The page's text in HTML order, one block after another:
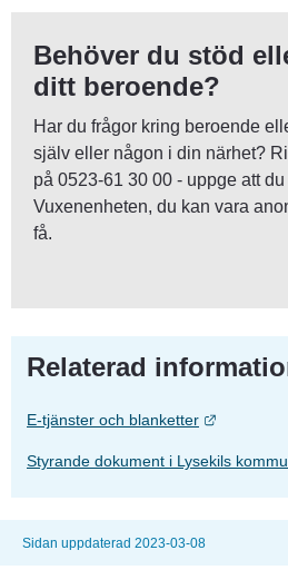
Behöver du stöd
ditt beroende?
Har du frågor kring beroende
själv eller någon i din närhet?
på 0523-61 30 00 - uppge att
Vuxenenheten, du kan vara
få.
Relaterad
E-tjänster och blanketter Länk till
Styrande dokument i Lysekils
Sidan uppdaterad 2023-03-08